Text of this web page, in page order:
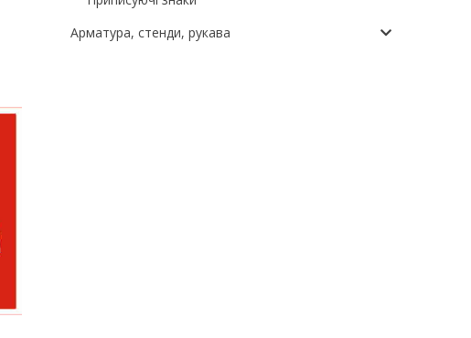
Арматура, стенди, рукава